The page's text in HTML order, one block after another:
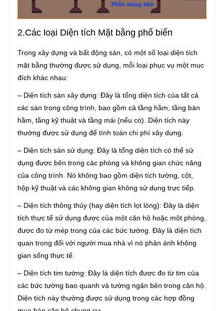
2.Các loại Diện tích Mặt bằng phổ biến
Trong xây dựng và bất động sản, có một số loại diện tích
mặt bằng thường được sử dụng, mỗi loại phục vụ một mục
đích khác nhau:
– Diện tích sàn xây dựng: Đây là tổng diện tích của tất cả
các sàn trong công trình, bao gồm cả tầng hầm, tầng bán
hầm, tầng kỹ thuật và tầng mái (nếu có). Diện tích này
thường được sử dụng để tính toán chi phí xây dựng.
– Diện tích sàn sử dụng: Đây là tổng diện tích có thể sử
dụng được bên trong các phòng và không gian chức năng
của công trình. Nó không bao gồm diện tích tường, cột,
hộp kỹ thuật và các không gian không sử dụng trực tiếp.
– Diện tích thông thủy (hay diện tích lọt lòng): Đây là diện
tích thực tế sử dụng được của một căn hộ hoặc một phòng,
được đo từ mép trong của các bức tường. Đây là diện tích
quan trọng đối với người mua nhà vì nó phản ánh không
gian sống thực tế.
– Diện tích tim tường: Đây là diện tích được đo từ tim của
các bức tường bao quanh và tường ngăn bên trong căn hộ.
Diện tích này thường được sử dụng trong các hợp đồng